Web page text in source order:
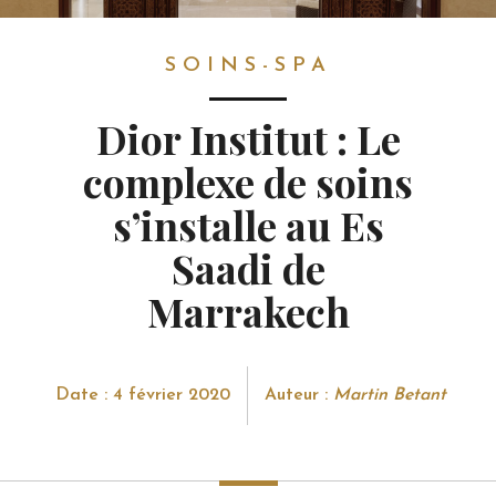
SOINS-SPA
Dior Institut : Le
complexe de soins
s’installe au Es
Saadi de
Marrakech
Date : 4 février 2020 Auteur : Martin Betant